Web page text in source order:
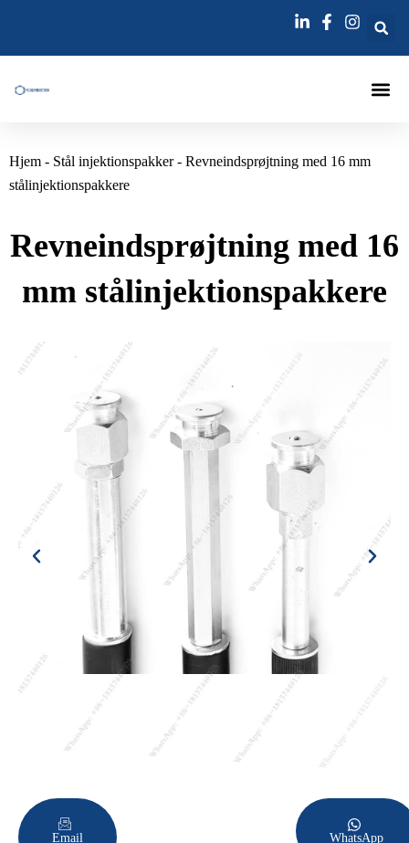
indholdet
Hjem - Stål injektionspakker- Revneindsprøjtning med 16 mm
stålinjektionspakkere
Revneindsprøjtning med 16
mm stålinjektionspakkere
Email
WhatsApp